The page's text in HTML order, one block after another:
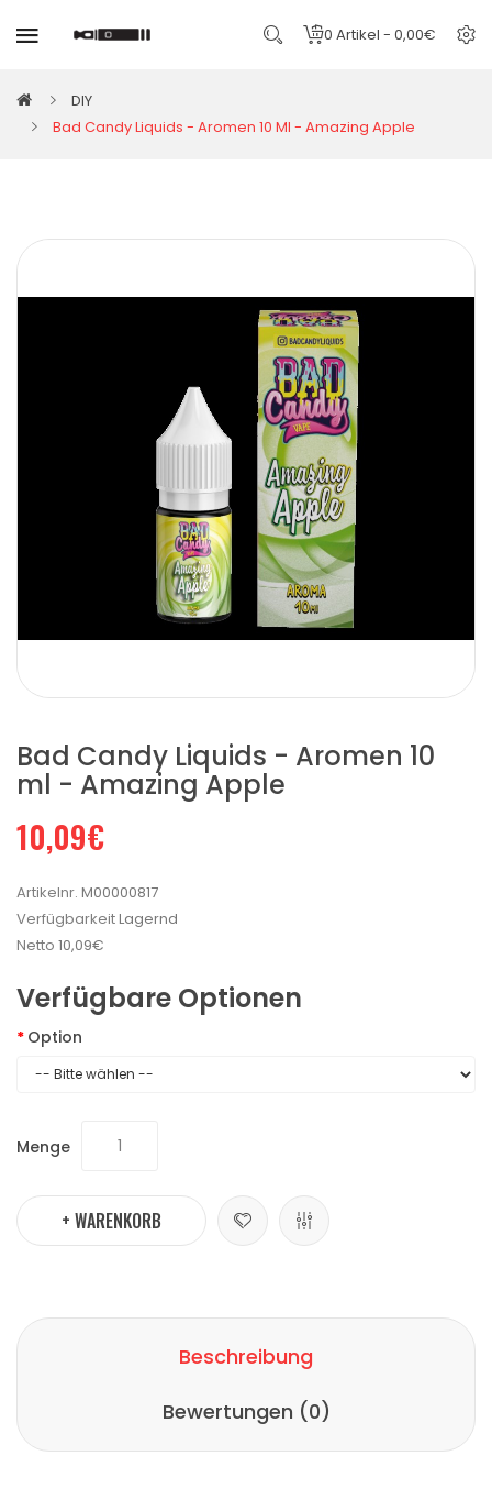
0 Artikel - 0,00€
DIY
Bad Candy Liquids - Aromen 10 Ml - Amazing Apple
Bad Candy Liquids - Aromen 10
ml - Amazing Apple
10,09€
Artikelnr. M00000817
VerfügbarkeitLagernd
Netto 10,09€
Verfügbare Optionen
Option
Menge
+ WARENKORB
Beschreibung
Bewertungen (0)